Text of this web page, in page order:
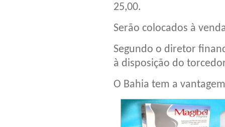
25,00.
Serão colocados à
Segundo o diretor
à disposição do
O Bahia tem a